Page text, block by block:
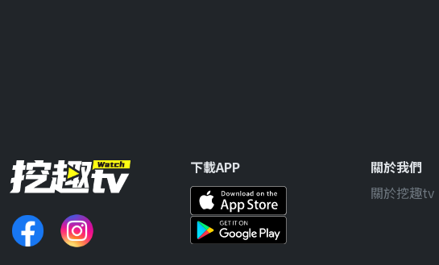
下載APP
關於我們
關於挖趣tv